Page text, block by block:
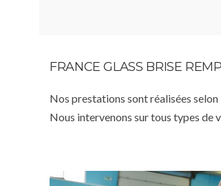
FRANCE GLASS BRISE
Nos prestations sont réalisées
Nous intervenons sur tous types de